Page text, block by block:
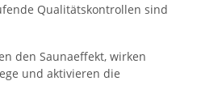
Qualitätskontrollen sind
den Saunaeffekt, wirken
und aktivieren die